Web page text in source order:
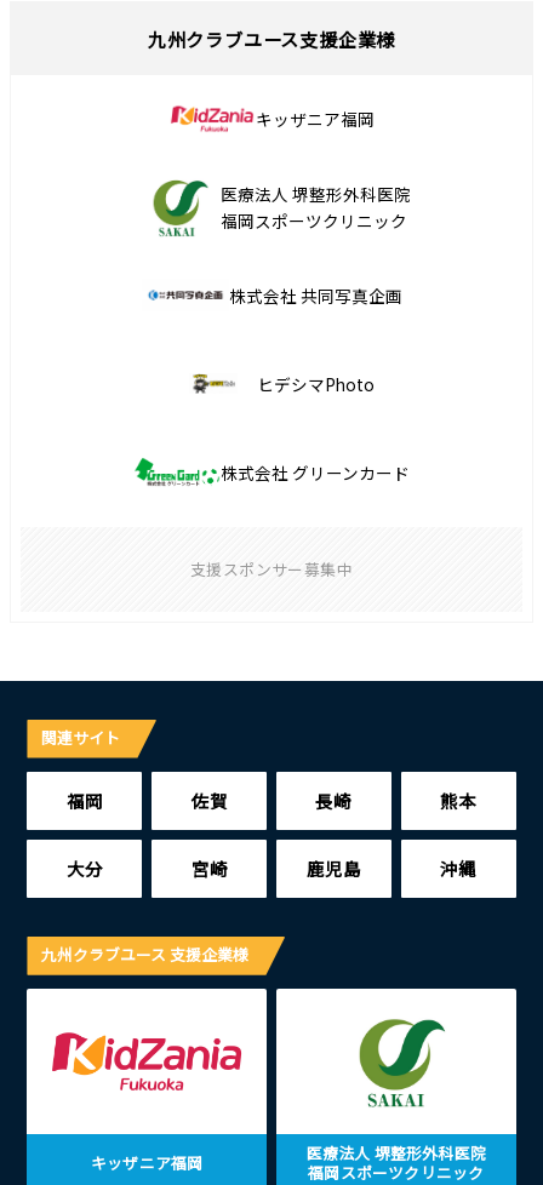
九州クラブユース支援企業様
キッザニア福岡
医療法人 堺整形外科医院
福岡スポーツクリニック
株式会社 共同写真企画
ヒデシマPhoto
株式会社 グリーンカード
支援スポンサー募集中
関連サイト
福岡 佐賀 長崎 熊本
大分 宮崎 鹿児島 沖縄
九州クラブユース 支援企業様
キッザニア福岡
医療法人 堺整形外科医院
福岡スポーツクリニック